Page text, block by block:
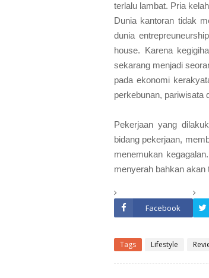
terlalu lambat. Pria
Dunia kantoran tidak
dunia
house. Karena
sekarang menjadi
pada ekonomi
perkebunan, pariwisata
Pekerjaan yang
bidang pekerjaan,
menemukan
menyerah bahkan akan
Facebook
Tags Lifestyle